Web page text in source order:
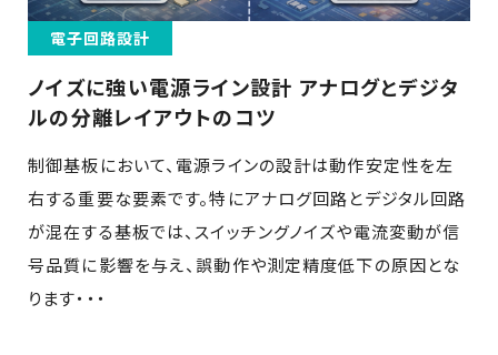
電子回路設計
ノイズに強い電源ライン設計 アナログとデジタ
ルの分離レイアウトのコツ
制御基板において、電源ラインの設計は動作安定性を左
右する重要な要素です。特にアナログ回路とデジタル回路
が混在する基板では、スイッチングノイズや電流変動が信
号品質に影響を与え、誤動作や測定精度低下の原因とな
ります・・・